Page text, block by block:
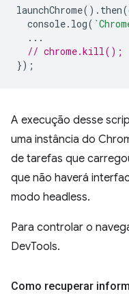
launchChrome(). then(
console. log(
...
// chrome.kill();
});
A execução desse
uma instância do
de tarefas que
que não haverá
modo headless.
Para controlar o
DevTools.
Como recuperar